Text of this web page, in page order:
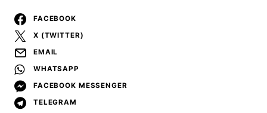
FACEBOOK
X (TWITTER)
EMAIL
WHATSAPP
FACEBOOK MESSENGER
TELEGRAM